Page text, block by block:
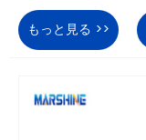
もっと見る >>